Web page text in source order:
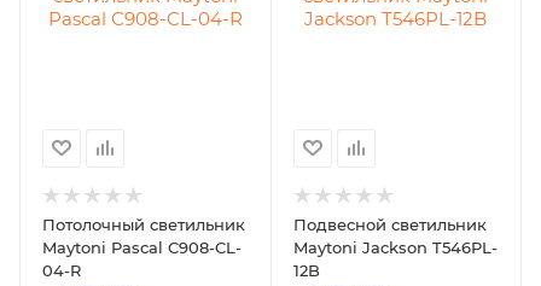
Потолочный светильник
Maytoni Pascal C908-CL-
04-R
Подвесной светильник
Maytoni Jackson T546PL-
12B